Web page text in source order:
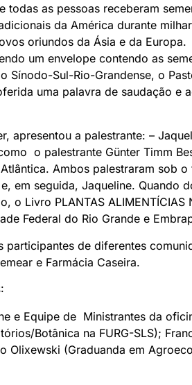
as pessoas receberam
da América durante
oriundos da Ásia e da Europa.
um envelope contendo as
Sínodo-Sul-Rio-Grandense, o
uma palavra de saudação e
apresentou a palestrante: –
o palestrante Günter Timm
Ambos palestraram sob o
em seguida, Jaqueline. Quando
o Livro PLANTAS ALIMENTÍCIAS
Federal do Rio Grande e
de diferentes
e Farmácia Caseira.
e Equipe de Ministrantes da
Botânica na FURG-SLS);
Olixewski (Graduanda em